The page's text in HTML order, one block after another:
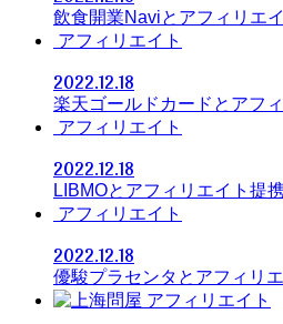
飲食開業Naviとアフィリエ
アフィリエイト
2022.12.18
楽天ゴールドカードとアフ
アフィリエイト
2022.12.18
LIBMOとアフィリエイト提
アフィリエイト
2022.12.18
優駿プラセンタとアフィリ
アフィリエイト